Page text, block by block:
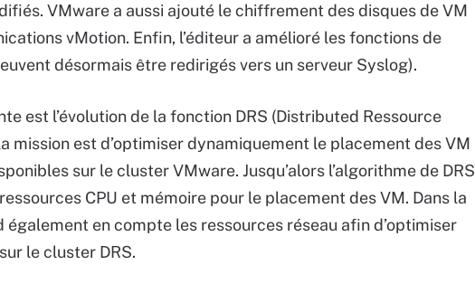
VMware a aussi ajouté le chiffrement des disques de VM
vMotion. Enfin, l’éditeur a amélioré les fonctions de
désormais être redirigés vers un serveur Syslog).
est l’évolution de la fonction DRS (Distributed Ressource
mission est d’optimiser dynamiquement le placement des VM
sur le cluster VMware. Jusqu’alors l’algorithme de DRS
CPU et mémoire pour le placement des VM. Dans la
également en compte les ressources réseau afin d’optimiser
le cluster DRS.